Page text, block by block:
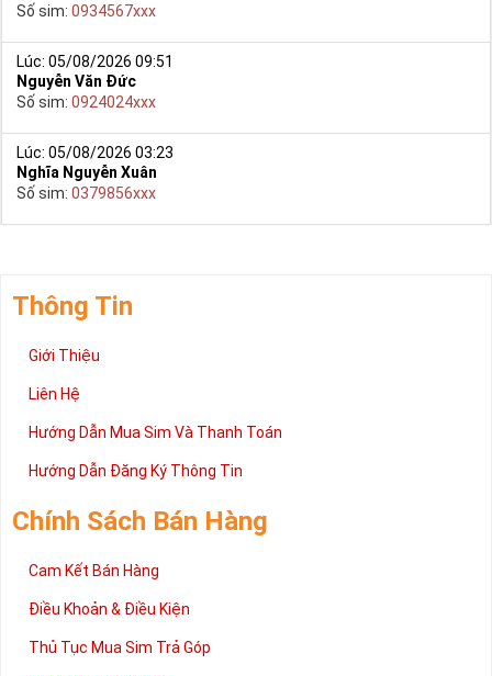
Số sim: 0934567xxx
Lúc: 05/08/2026 09:51
Nguyễn Văn Đức
Số sim: 0924024xxx
Lúc: 05/08/2026 03:23
Nghĩa Nguyễn Xuân
Số sim: 0379856xxx
Thông Tin
Giới Thiệu
Liên Hệ
Hướng Dẫn Mua Sim Và Thanh Toán
Hướng Dẫn Đăng Ký Thông Tin
Chính Sách Bán Hàng
Cam Kết Bán Hàng
Điều Khoản & Điều Kiện
Thủ Tục Mua Sim Trả Góp